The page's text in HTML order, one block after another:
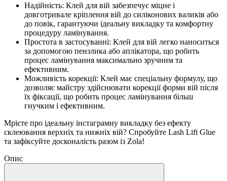
Надійність: Клей для вій забезпечує міцне і
довготривале кріплення вій до силіконових валиків або
до повік, гарантуючи ідеальну викладку та комфортну
процедуру ламінування.
Простота в застосуванні: Клей для вій легко наноситься
за допомогою пензлика або аплікатора, що робить
процес ламінування максимально зручним та
ефективним.
Можливість корекції: Клей має спеціальну формулу, що
дозволяє майстру здійснювати корекції форми вій після
їх фіксації, що робить процес ламінування більш
гнучким і ефективним.
Мрієте про ідеальну інстаграмну викладку без ефекту
склеювання верхніх та нижніх вій? Спробуйте Lash Lift Glue
та зафіксуйте досконалість разом із Zola!
Опис